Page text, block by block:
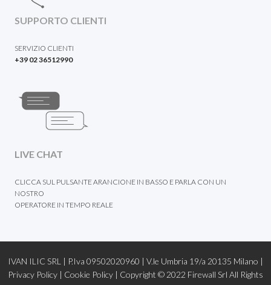
SUPPORTO CLIENTI
SERVIZIO CLIENTI
+39 02 36512990
LIVE CHAT
CLICCA SUL PULSANTE ARANCIONE IN BASSO E PARLA CON UN
NOSTRO
OPERATORE IN TEMPO REALE
IVAN ILIC SRL | P.Iva 09502020960 | V.le Umbria 19/a 20135 Milano |
Privacy Policy | Cookie Policy | Copyright © 2022 Firewall Srl All Rights